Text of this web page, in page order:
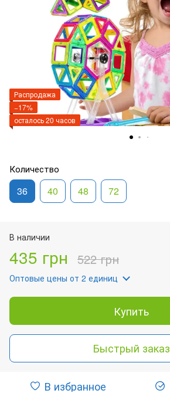
Распродажа
−17%
осталось 20 часов
Количество
36 40 48 72
В наличии
435 грн 522 грн
Оптовые цены от 2 единиц
Купить
Быстрый заказ
В избранное